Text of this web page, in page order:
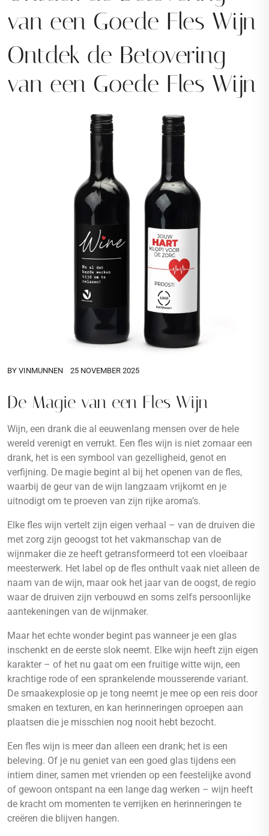
van een Goede Fles Wijn
Ontdek de Betovering
van een Goede Fles Wijn
BY VINMUNNEN 25 NOVEMBER 2025
De Magie van een Fles Wijn
Wijn, een drank die al eeuwenlang mensen over de hele
wereld verenigt en verrukt. Een fles wijn is niet zomaar een
drank, het is een symbool van gezelligheid, genot en
verfijning. De magie begint al bij het openen van de fles,
waarbij de geur van de wijn langzaam vrijkomt en je
uitnodigt om te proeven van zijn rijke aroma’s.
Elke fles wijn vertelt zijn eigen verhaal – van de druiven die
met zorg zijn geoogst tot het vakmanschap van de
wijnmaker die ze heeft getransformeerd tot een vloeibaar
meesterwerk. Het label op de fles onthult vaak niet alleen de
naam van de wijn, maar ook het jaar van de oogst, de regio
waar de druiven zijn verbouwd en soms zelfs persoonlijke
aantekeningen van de wijnmaker.
Maar het echte wonder begint pas wanneer je een glas
inschenkt en de eerste slok neemt. Elke wijn heeft zijn eigen
karakter – of het nu gaat om een fruitige witte wijn, een
krachtige rode of een sprankelende mousserende variant.
De smaakexplosie op je tong neemt je mee op een reis door
smaken en texturen, en kan herinneringen oproepen aan
plaatsen die je misschien nog nooit hebt bezocht.
Een fles wijn is meer dan alleen een drank; het is een
beleving. Of je nu geniet van een goed glas tijdens een
intiem diner, samen met vrienden op een feestelijke avond
of gewoon ontspant na een lange dag werken – wijn heeft
de kracht om momenten te verrijken en herinneringen te
creëren die blijven hangen.